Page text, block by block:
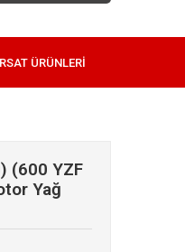
ÜRÜNLERİ
(600 YZF
Yağ